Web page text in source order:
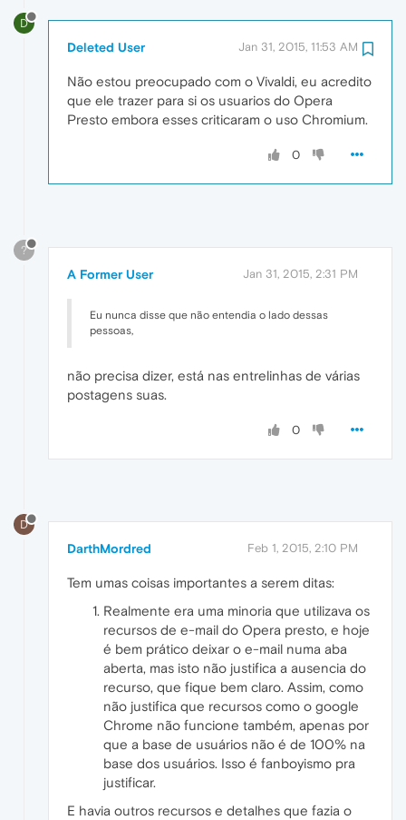
D
Deleted User Jan 31, 2015, 11:53 AM
Não estou preocupado com o Vivaldi, eu acredito
que ele trazer para si os usuarios do Opera
Presto embora esses criticaram o uso Chromium.
0
?
A Former User Jan 31, 2015, 2:31 PM
Eu nunca disse que não entendia o lado dessas
pessoas,
não precisa dizer, está nas entrelinhas de várias
postagens suas.
0
D
DarthMordred Feb 1, 2015, 2:10 PM
Tem umas coisas importantes a serem ditas:
Realmente era uma minoria que utilizava os
recursos de e-mail do Opera presto, e hoje
é bem prático deixar o e-mail numa aba
aberta, mas isto não justifica a ausencia do
recurso, que fique bem claro. Assim, como
não justifica que recursos como o google
Chrome não funcione também, apenas por
que a base de usuários não é de 100% na
base dos usuários. Isso é fanboyismo pra
justificar.
E havia outros recursos e detalhes que fazia o